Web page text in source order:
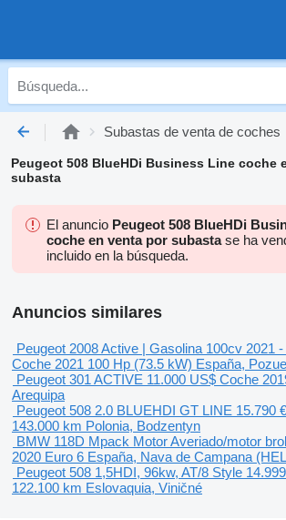
Subastas de venta de coches
Peugeot 508 BlueHDi Business Line coche
subasta
El anuncio Peugeot 508 BlueHDi
coche en venta por subastase ha
incluido en la búsqueda.
Anuncios similares
Peugeot 2008 Active | Gasolina 100cv 2021 -
Coche 2021 100 Hp (73.5 kW) España,
Peugeot 301 ACTIVE 11.000 US$ Coche
Arequipa
Peugeot 508 2.0 BLUEHDI GT LINE 15.790 €
143.000 km Polonia, Bodzentyn
BMW 118D Mpack Motor Averiado/motor
2020 Euro 6 España, Nava de Campana
Peugeot 508 1,5HDI, 96kw, AT/8 Style
122.100 km Eslovaquia, Viničné